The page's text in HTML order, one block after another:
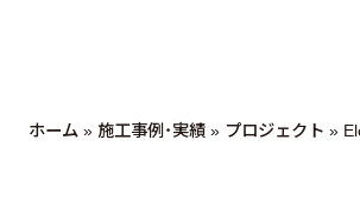
ホーム» 施工事例・実績» プロジェクト »